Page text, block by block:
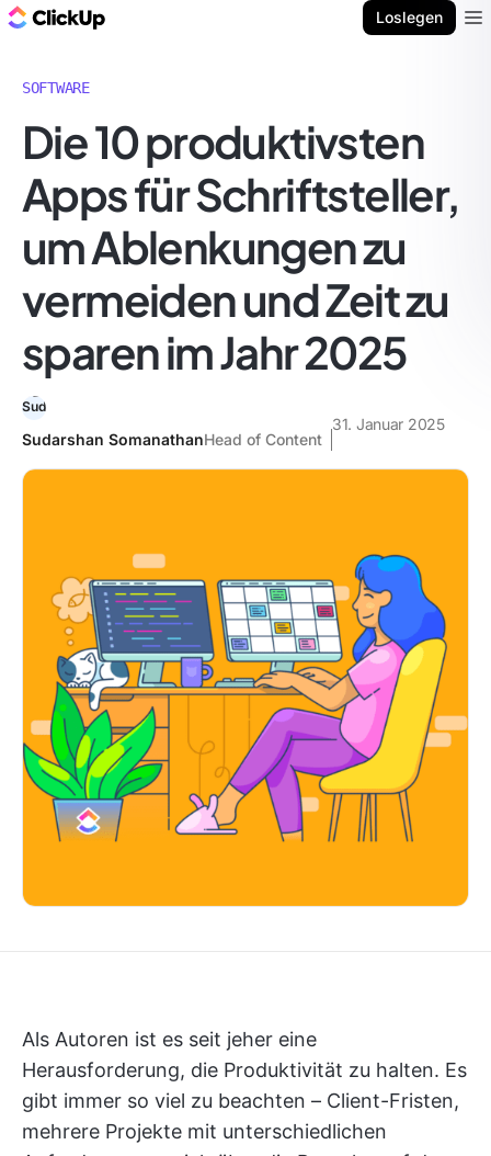
Loslegen
SOFTWARE
Die 10 produktivsten
Apps für Schriftsteller,
um Ablenkungen zu
vermeiden und Zeit zu
sparen im Jahr 2025
Sudarshan SomanathanHead of Content
31. Januar 2025
Als Autoren ist es seit jeher eine
Herausforderung, die Produktivität zu halten. Es
gibt immer so viel zu beachten – Client-Fristen,
mehrere Projekte mit unterschiedlichen